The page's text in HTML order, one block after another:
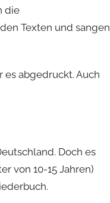
die
Texten und sangen
abgedruckt. Auch
Doch es
von 10-15 Jahren)